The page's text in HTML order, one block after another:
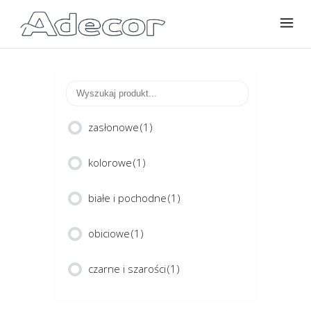
zasłonowe(1)
kolorowe(1)
białe i pochodne(1)
obiciowe(1)
czarne i szarości(1)